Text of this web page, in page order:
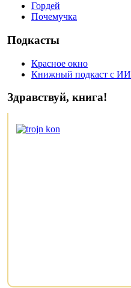
Гордей
Почемучка
Подкасты
Красное окно
Книжный подкаст с ИИ
Здравствуй, книга!